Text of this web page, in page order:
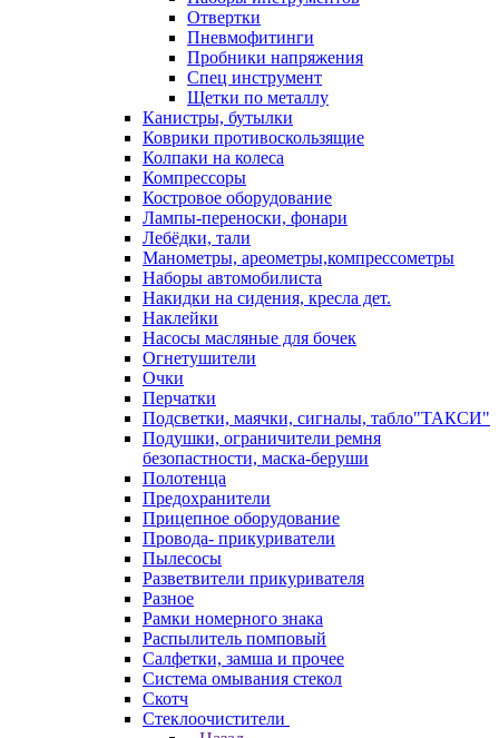
Отвертки
Пневмофитинги
Пробники напряжения
Спец инструмент
Щетки по металлу
Канистры, бутылки
Коврики противоскользящие
Колпаки на колеса
Компрессоры
Костровое оборудование
Лампы-переноски, фонари
Лебёдки, тали
Манометры, ареометры,компрессометры
Наборы автомобилиста
Накидки на сидения, кресла дет.
Наклейки
Насосы масляные для бочек
Огнетушители
Очки
Перчатки
Подсветки, маячки, сигналы, табло"ТАКСИ"
Подушки, ограничители ремня
безопастности, маска-беруши
Полотенца
Предохранители
Прицепное оборудование
Провода- прикуриватели
Пылесосы
Разветвители прикуривателя
Разное
Рамки номерного знака
Распылитель помповый
Салфетки, замша и прочее
Система омывания стекол
Скотч
Стеклоочистители